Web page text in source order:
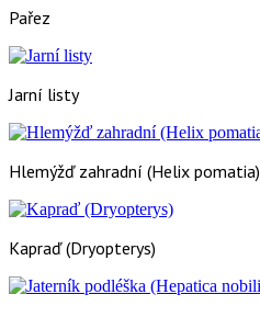
Pařez
Jarní listy
Hlemýžď zahradní (Helix pomatia)
Kapraď (Dryopterys)